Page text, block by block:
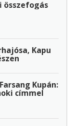
összefogás
Kapu
Kupán:
címmel